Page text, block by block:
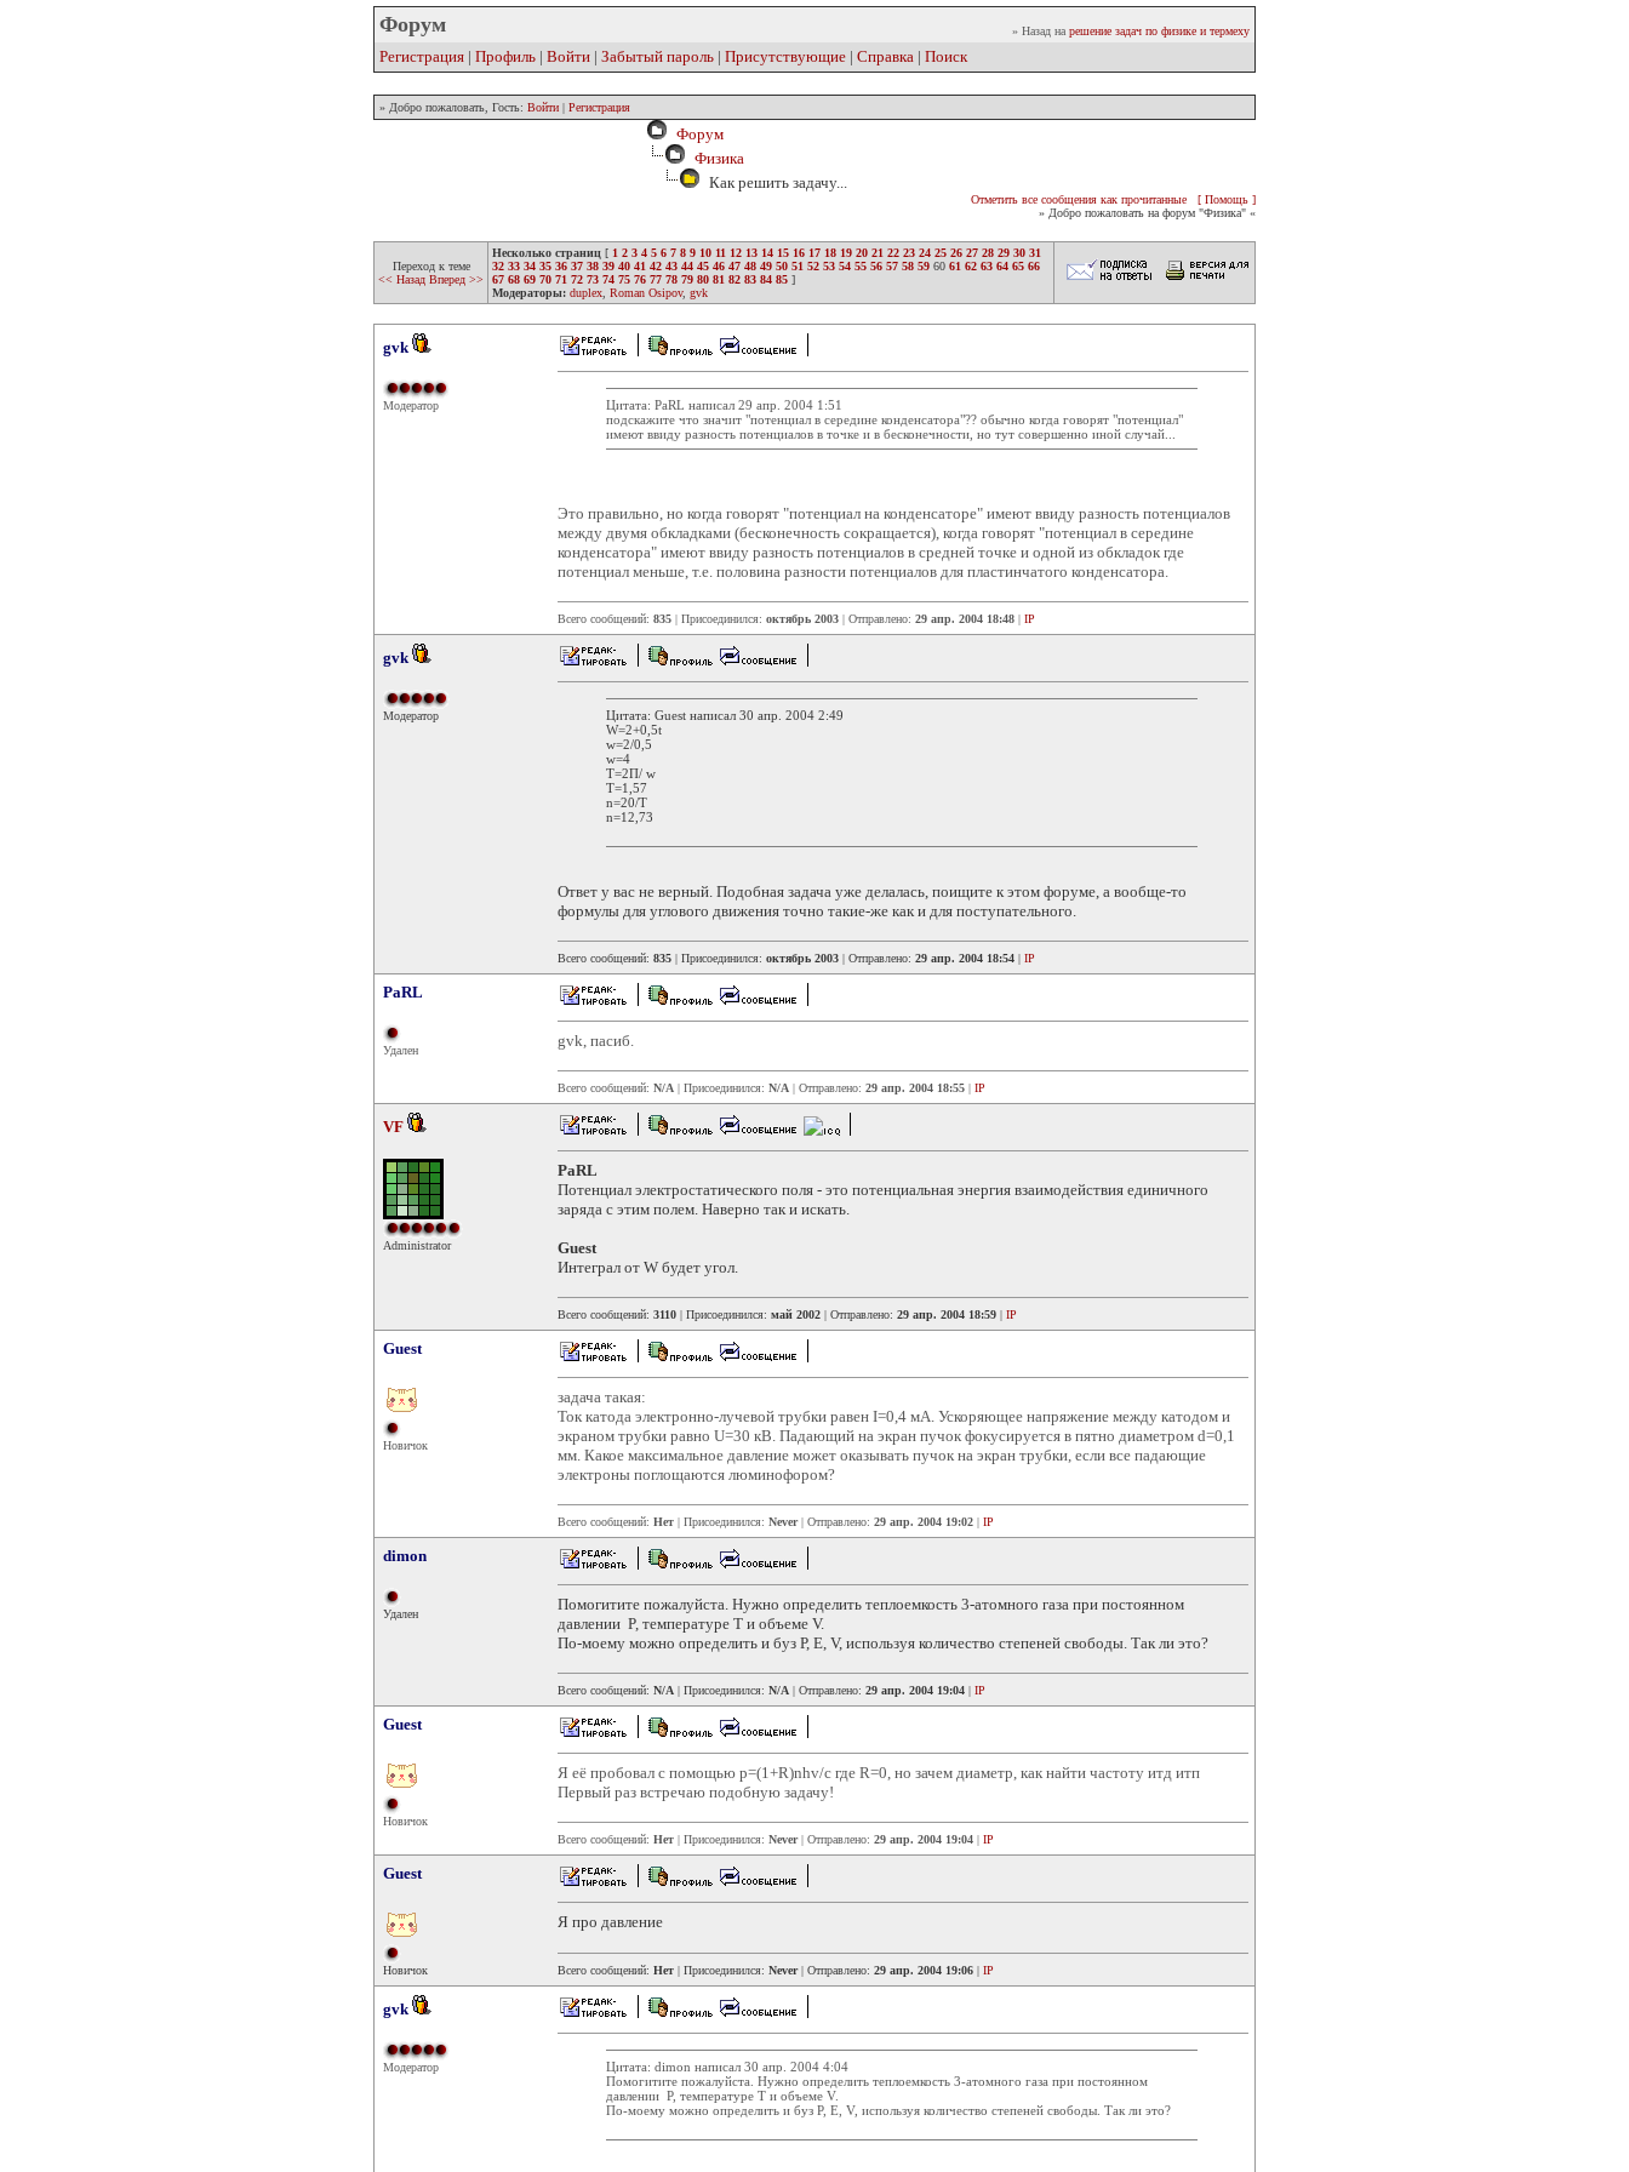
Форум » Назад на решение задач по физике и термеху
Регистрация | Профиль | Войти | Забытый пароль | Присутствующие | Справка | Поиск
» Добро пожаловать, Гость: Войти | Регистрация
Форум
Физика
Как решить задачу...
Отметить все сообщения как прочитанные
[ Помощь ]
» Добро пожаловать на форум "Физика" «
Переход к теме
<< Назад Вперед >>
Несколько страниц [ 1 2 3 4 5 6 7 8 9 10 11 12 13 14 15 16 17 18 19 20 21 22 23 24 25 26 27 28 29 30 31
32 33 34 35 36 37 38 39 40 41 42 43 44 45 46 47 48 49 50 51 52 53 54 55 56 57 58 59 60 61 62 63 64 65 66
67 68 69 70 71 72 73 74 75 76 77 78 79 80 81 82 83 84 85 ]
Модераторы: duplex Roman Osipov, gvk
gvk
Модератор
Цитата: PaRL написал 29 апр. 2004 1:51
подскажите что значит "потенциал в середине конденсатора"?? обычно когда говорят "потенциал"
имеют ввиду разность потенциалов в точке и в бесконечности, но тут совершенно иной случай...
Это правильно, но когда говорят "потенциал на конденсаторе" имеют ввиду разность потенциалов
между двумя обкладками (бесконечность сокращается), когда говорят "потенциал в середине
конденсатора" имеют ввиду разность потенциалов в средней точке и одной из обкладок где
потенциал меньше, т.е. половина разности потенциалов для пластинчатого конденсатора.
Всего сообщений: 835 | Присоединился: октябрь 2003 | Отправлено: 29 апр. 2004 18:48 | IP
gvk
Модератор
Цитата: Guest написал 30 апр. 2004 2:49
W=2+0,5t
w=2/0,5
w=4
T=2П/ w
T=1,57
n=20/T
n=12,73
Ответ у вас не верный. Подобная задача уже делалась, поищите к этом форуме, а вообще-то
формулы для углового движения точно такие-же как и для поступательного.
Всего сообщений: 835 | Присоединился: октябрь 2003 | Отправлено: 29 апр. 2004 18:54 | IP
PaRL
Удален
gvk, пасиб.
Всего сообщений: N/A | Присоединился: N/A | Отправлено: 29 апр. 2004 18:55 | IP
VF
Administrator
PaRL
Потенциал электростатического поля - это потенциальная энергия взаимодействия единичного
заряда с этим полем. Наверно так и искать.
Guest
Интеграл от W будет угол.
Всего сообщений: 3110 | Присоединился: май 2002 | Отправлено: 29 апр. 2004 18:59 | IP
Guest
Новичок
задача такая:
Ток катода электронно-лучевой трубки равен I=0,4 мА. Ускоряющее напряжение между катодом и
экраном трубки равно U=30 кВ. Падающий на экран пучок фокусируется в пятно диаметром d=0,1
мм. Какое максимальное давление может оказывать пучок на экран трубки, если все падающие
электроны поглощаются люминофором?
Всего сообщений: Нет | Присоединился: Never| Отправлено: 29 апр. 2004 19:02 | IP
dimon
Удален
Помогитите пожалуйста. Нужно определить теплоемкость 3-атомного газа при постоянном
давлении P, температуре T и объеме V.
По-моему можно определить и буз Р, Е, V, используя количество степеней свободы. Так ли это?
Всего сообщений: N/A | Присоединился: N/A | Отправлено: 29 апр. 2004 19:04 | IP
Guest
Новичок
Я её пробовал с помощью p=(1+R)nhv/c где R=0, но зачем диаметр, как найти частоту итд итп
Первый раз встречаю подобную задачу!
Всего сообщений: Нет | Присоединился: Never| Отправлено: 29 апр. 2004 19:04 | IP
Guest
Новичок
Я про давление
Всего сообщений: Нет | Присоединился: Never| Отправлено: 29 апр. 2004 19:06 | IP
gvk
Модератор
Цитата: dimon написал 30 апр. 2004 4:04
Помогитите пожалуйста. Нужно определить теплоемкость 3-атомного газа при постоянном
давлении P, температуре T и объеме V.
По-моему можно определить и буз Р, Е, V, используя количество степеней свободы. Так ли это?